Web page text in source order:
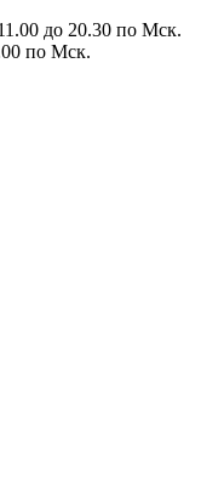
до 20.30 по Мcк.
по Мcк.